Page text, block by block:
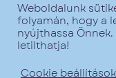
Minden jog
2021. - Grafika:
Weboldalunk
folyamán, hogy a
nyújthassa
letilthatja!
Cookie beállítások